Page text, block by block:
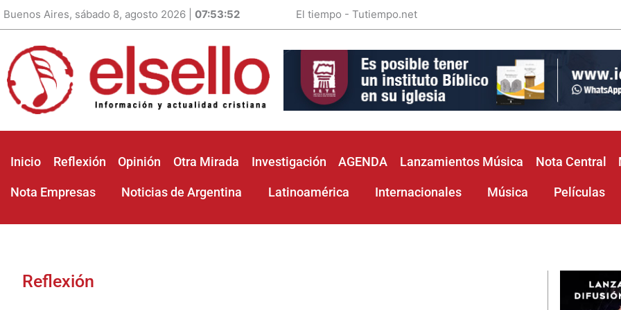
Buenos Aires, sábado 8, agosto 2026 | 07:53:53 El tiempo - Tutiempo.net
Inicio Reflexión Opinión Otra Mirada Investigación AGENDA Lanzamientos Música Nota Central
Nota Empresas Noticias de Argentina Latinoamérica Internacionales Música Películas
Reflexión